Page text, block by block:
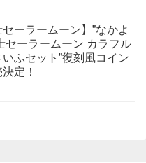
セーラームーン】”なかよ
セーラームーン カラフル
ふセット”復刻風コイン
定！